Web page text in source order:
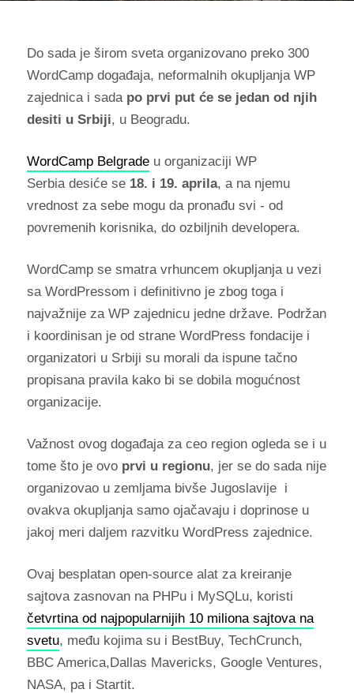
Do sada je širom sveta organizovano preko 300
WordCamp događaja, neformalnih okupljanja WP
zajednica i sada po prvi put će se jedan od njih
desiti u Srbiji, u Beogradu.
WordCamp Belgradeu organizaciji WP
Serbia desiće se 18. i 19. aprila, a na njemu
vrednost za sebe mogu da pronađu svi - od
povremenih korisnika, do ozbiljnih developera.
WordCamp se smatra vrhuncem okupljanja u vezi
sa WordPressom i definitivno je zbog toga i
najvažnije za WP zajednicu jedne države. Podržan
i koordinisan je od strane WordPress fondacije i
organizatori u Srbiji su morali da ispune tačno
propisana pravila kako bi se dobila mogućnost
organizacije.
Važnost ovog događaja za ceo region ogleda se i u
tome što je ovo prvi u regionu, jer se do sada nije
organizovao u zemljama bivše Jugoslavije i
ovakva okupljanja samo ojačavaju i doprinose u
jakoj meri daljem razvitku WordPress zajednice.
Ovaj besplatan open-source alat za kreiranje
sajtova zasnovan na PHPu i MySQLu, koristi
četvrtina od najpopularnijih 10 miliona sajtova na
svetu, među kojima su i BestBuy, TechCrunch,
BBC America,Dallas Mavericks, Google Ventures,
NASA, pa i Startit.